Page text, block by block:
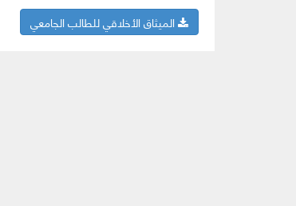
الميثاق الأخلاقي للطالب الجامعي